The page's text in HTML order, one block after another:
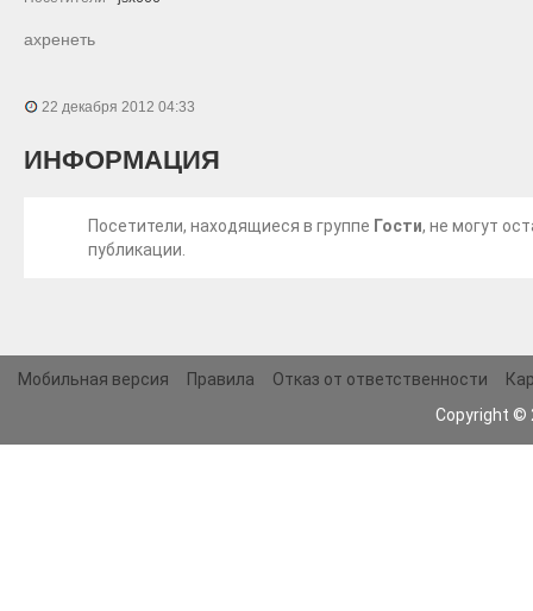
ахренеть
22 декабря 2012 04:33
ИНФОРМАЦИЯ
Посетители, находящиеся в группе Гости, не могут
публикации.
Мобильная версия Правила Отказ от ответственности
Copyright ©